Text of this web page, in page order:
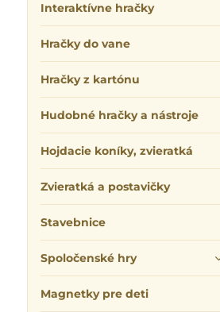
Interaktívne hračky
Hračky do vane
Hračky z kartónu
Hudobné hračky a nástroje
Hojdacie koníky, zvieratká
Zvieratká a postavičky
Stavebnice
Spoločenské hry
Magnetky pre deti